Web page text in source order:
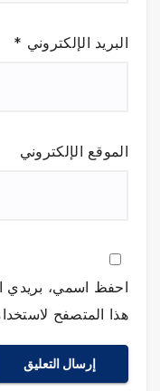
البريد الإلكتروني *
الموقع الإلكتروني
احفظ اسمي، بريدي
هذا المتصفح